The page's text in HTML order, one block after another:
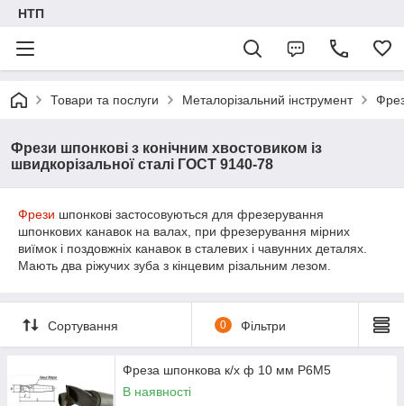
НТП
Товари та послуги Металорізальний інструмент
Фрези шпонкові з конічним хвостовиком із
швидкорізальної сталі ГОСТ 9140-78
Фрези шпонкові застосовуються для фрезерування
шпонкових канавок на валах, при фрезерування мірних
виїмок і поздовжніх канавок в сталевих і чавунних деталях.
Мають два ріжучих зуба з кінцевим різальним лезом.
Сортування 0 Фільтри
Фреза шпонкова к/х ф 10 мм Р6М5
В наявності